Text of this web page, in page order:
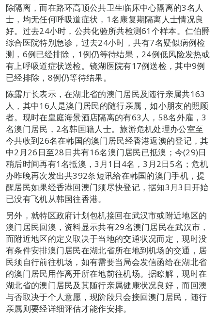
除隔离，而在路环高顶公共卫生临床中心隔离的3名人
士，均无任何呼吸道症状，1名康复期隔离人士情况良
好。过去24小时，公共化验所共检测61个样本。仁伯爵
综合医院特别急诊，过去24小时，共有7名疑似病例检
测，6例已经排除，1例仍等待结果，24例低风险发热或
有上呼吸道症状送检。镜湖医院有17例送检，其中9例
已经排除，8例仍等待结果。
陈露厅长表示，在湖北省的澳门居民及随行亲属共163
人，其中16人是澳门居民的随行亲属，如小朋友的照顾
者。现时在皇庭海景酒店隔离的有63人，58名外雇，3
名澳门居民，2名韩国籍人士。旅游危机处理办公室至
今共收到26名在韩国的澳门居民经香港返澳的登记，其
中2月26日至28日共有16名澳门居民已抵澳；今(29)日
稍后时间再有1名抵澳，3月1日4名，3月2日5名；危机
办昨晚再次发出共392条短讯给在韩国的澳门手机，提
醒居民如果经香港回澳门须尽快登记，据知3月3日开始
已没有飞机从韩国往香港。
另外，就特区政府计划包机接回在武汉市或附近地区的
澳门居民回澳，资料显示共有29名澳门居民在武汉市，
而附近地区的定义取决于当地的交通状况而定，现时没
有条件安排澳门居民在湖北省所在地到机场的交通，居
民须自行前往机场，如有需要当局会发信函给在湖北省
的澳门居民用作离开所在地前往机场。据瞭解，现时在
湖北省的澳门居民及其随行亲属健康状况良好，而回澳
与否取决于个人意愿，现阶段只会接回澳门居民，随行
亲属则要经详细评估才能作安排。